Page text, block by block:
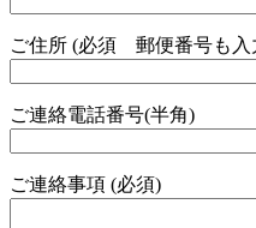
ご住所 (必須 郵便番号も入
ご連絡電話番号(半角)
ご連絡事項 (必須)